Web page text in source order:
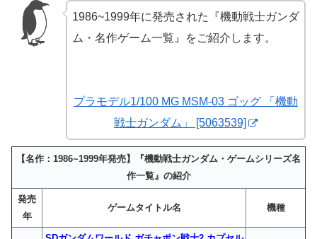
1986~1999年に発売された『機動戦士ガンダ
ム・名作ゲーム一覧』をご紹介します。
プラモデル1/100 MG MSM-03 ゴッグ 「機動
戦士ガンダム」 [5063539]
【名作：1986~1999年発売】『機動戦士ガンダム・ゲームシリーズ名
作一覧』の紹介
発売
年
ゲームタイトル名 機種